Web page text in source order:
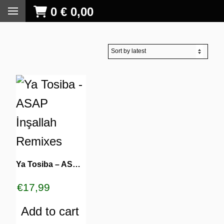
0 € 0,00
Ya Tosiba – ASAP İnşallah Remixes
€17,99
Add to cart